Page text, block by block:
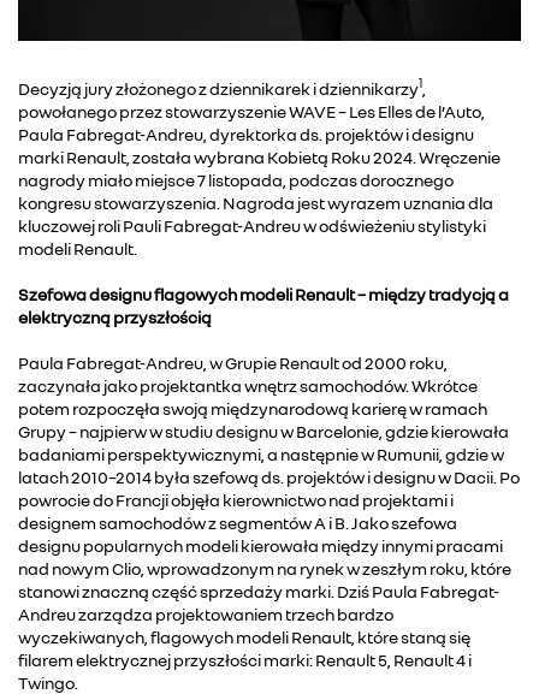
Decyzją jury złożonego z dziennikarek i dziennikarzy1
powołanego przez stowarzyszenie WAVE – Les Elles de l’Auto,
Paula Fabregat-Andreu, dyrektorka ds. projektów i designu
marki Renault, została wybrana Kobietą Roku 2024. Wręczenie
nagrody miało miejsce 7 listopada, podczas dorocznego
kongresu stowarzyszenia. Nagroda jest wyrazem uznania dla
kluczowej roli Pauli Fabregat-Andreu w odświeżeniu stylistyki
modeli Renault.
Szefowa designu flagowych modeli Renault – między tradycją a
elektryczną przyszłością
Paula Fabregat-Andreu, w Grupie Renault od 2000 roku,
zaczynała jako projektantka wnętrz samochodów. Wkrótce
potem rozpoczęła swoją międzynarodową karierę w ramach
Grupy – najpierw w studiu designu w Barcelonie, gdzie kierowała
badaniami perspektywicznymi, a następnie w Rumunii, gdzie w
latach 2010–2014 była szefową ds. projektów i designu w Dacii. Po
powrocie do Francji objęła kierownictwo nad projektami i
designem samochodów z segmentów A i B. Jako szefowa
designu popularnych modeli kierowała między innymi pracami
nad nowym Clio, wprowadzonym na rynek w zeszłym roku, które
stanowi znaczną część sprzedaży marki. Dziś Paula Fabregat-
Andreu zarządza projektowaniem trzech bardzo
wyczekiwanych, flagowych modeli Renault, które staną się
filarem elektrycznej przyszłości marki: Renault 5, Renault 4 i
Twingo.